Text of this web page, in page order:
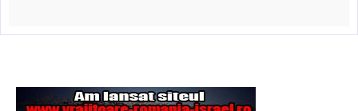
regele Arthur